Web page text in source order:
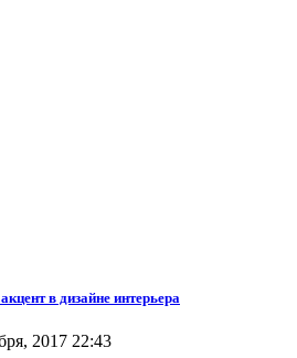
в дизайне интерьера
2017 22:43